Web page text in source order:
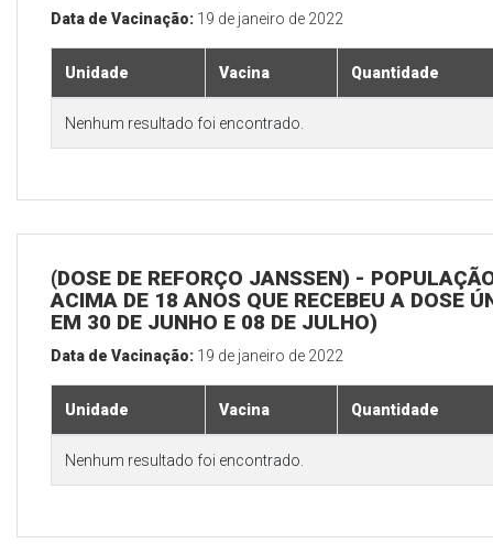
Data de Vacinação: 19 de janeiro de 2022
Unidade Vacina Quantidade
Nenhum resultado foi encontrado.
(DOSE DE REFORÇO JANSSEN) -
ACIMA DE 18 ANOS QUE RECEBEU A DOSE
EM 30 DE JUNHO E 08 DE JULHO)
Data de Vacinação: 19 de janeiro de 2022
Unidade Vacina Quantidade
Nenhum resultado foi encontrado.